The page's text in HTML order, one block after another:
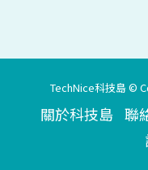
TechNice科技島 ©
關於科技島 聯